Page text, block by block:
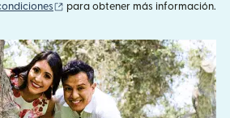
(se abre en una ventana nueva)
para obtener más información.